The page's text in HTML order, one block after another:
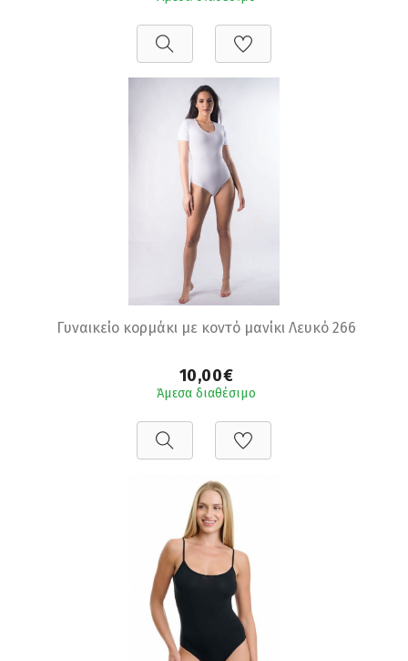
Γυναικείο κορμάκι με κοντό μανίκι Λευκό 266
10,00€
Άμεσα διαθέσιμο